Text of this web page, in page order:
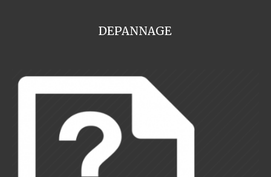
DEPANNAGE